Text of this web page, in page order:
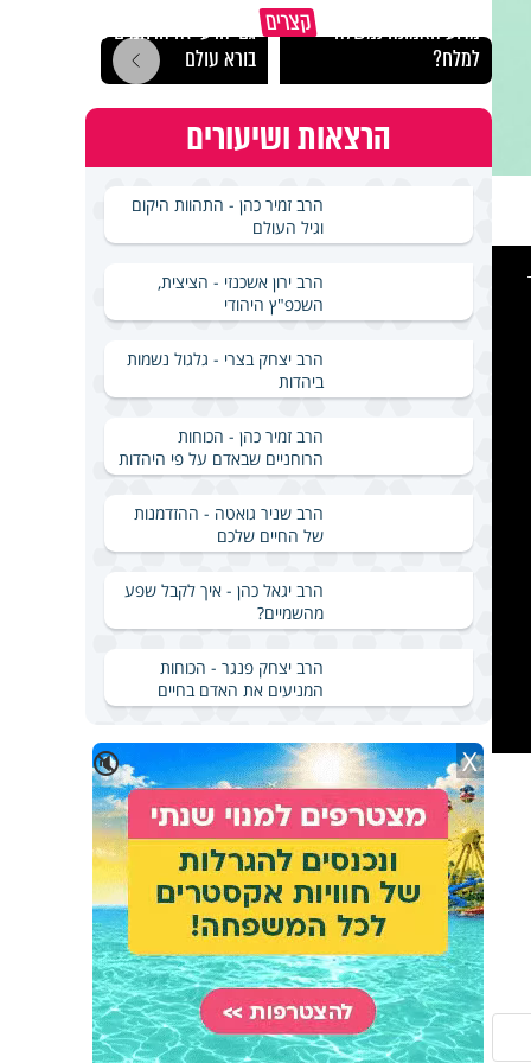
קצרים
מדוע האמונה נמשלה
למלח?
גם ׳הרע׳ זה הרחמים של
בורא עולם
הרצאות ושיעורים
הרב זמיר כהן - התהוות היקום
וגיל העולם
הרב ירון אשכנזי - הציצית,
השכפ"ץ היהודי
הרב יצחק בצרי - גלגול נשמות
ביהדות
הרב זמיר כהן - הכוחות
הרוחניים שבאדם על פי היהדות
הרב שניר גואטה - ההזדמנות
של החיים שלכם
הרב יגאל כהן - איך לקבל שפע
מהשמיים?
הרב יצחק פנגר - הכוחות
המניעים את האדם בחיים
🔇 X